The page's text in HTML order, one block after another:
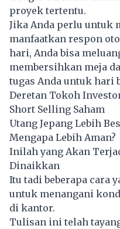
proyek tertentu.
Jika Anda perlu untuk
manfaatkan respon
hari, Anda bisa
membersihkan meja
tugas Anda untuk hari
Deretan Tokoh
Short Selling Saham
Utang Jepang Lebih
Mengapa Lebih Aman?
Inilah yang Akan
Dinaikkan
Itu tadi beberapa cara
untuk menangani
di kantor.
Tulisan ini telah